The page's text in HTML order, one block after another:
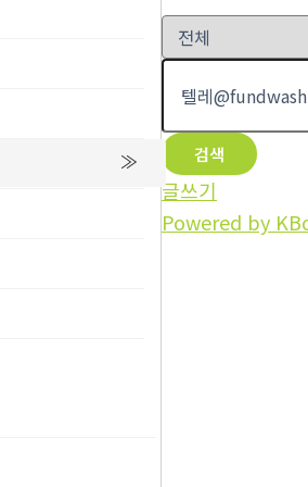
검색
글쓰기
Powered by